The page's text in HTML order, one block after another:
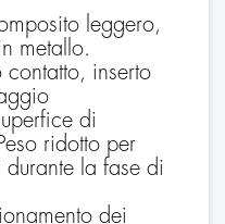
leggero,
metallo.
inserto
di
ridotto per
durante la fase di
dei